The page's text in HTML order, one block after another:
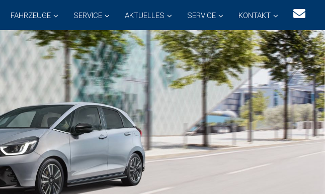
FAHRZEUGE SERVICE AKTUELLES SERVICE KONTAKT